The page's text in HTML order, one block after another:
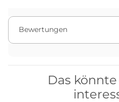
Bewertungen
Das